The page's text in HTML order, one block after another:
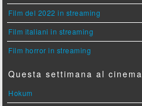
Film del 2022 in streaming
Film italiani in streaming
Film horror in streaming
Questa settimana al cinema
Hokum